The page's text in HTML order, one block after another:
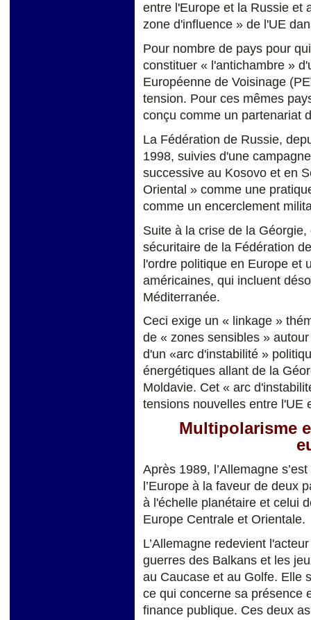
entre l'Europe et la Russie et
zone d'influence » de l'UE
Pour nombre de pays pour
constituer « l'antichambre »
Européenne de Voisinage
tension. Pour ces mêmes
conçu comme un partenariat
La Fédération de Russie,
1998, suivies d'une
successive au Kosovo et en
Oriental » comme une
comme un encerclement
Suite à la crise de la
sécuritaire de la Fédération
l'ordre politique en Europe et
américaines, qui incluent
Méditerranée.
Ceci exige un « linkage »
de « zones sensibles »
d'un «arc d'instabilité »
énergétiques allant de la
Moldavie. Cet « arc
tensions nouvelles entre l'UE
Multipolarisme
Après 1989, l’Allemagne
l’Europe à la faveur de deux
à l'échelle planétaire et celui
Europe Centrale et Orientale.
L’Allemagne redevient
guerres des Balkans et les
au Caucase et au Golfe. Elle
ce qui concerne sa présence
finance publique. Ces deux